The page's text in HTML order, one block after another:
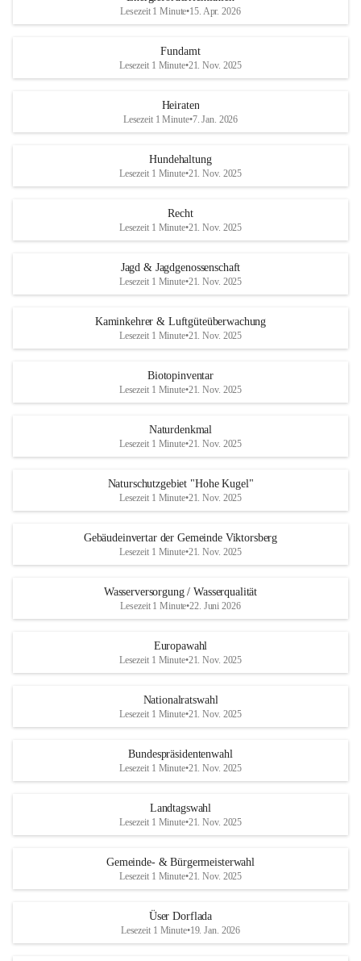
Lesezeit 1 Minute•15. Apr. 2026
Fundamt
Lesezeit 1 Minute•21. Nov. 2025
Heiraten
Lesezeit 1 Minute•7. Jan. 2026
Hundehaltung
Lesezeit 1 Minute•21. Nov. 2025
Recht
Lesezeit 1 Minute•21. Nov. 2025
Jagd & Jagdgenossenschaft
Lesezeit 1 Minute•21. Nov. 2025
Kaminkehrer & Luftgüteüberwachung
Lesezeit 1 Minute•21. Nov. 2025
Biotopinventar
Lesezeit 1 Minute•21. Nov. 2025
Naturdenkmal
Lesezeit 1 Minute•21. Nov. 2025
Naturschutzgebiet "Hohe Kugel"
Lesezeit 1 Minute•21. Nov. 2025
Gebäudeinvertar der Gemeinde Viktorsberg
Lesezeit 1 Minute•21. Nov. 2025
Wasserversorgung / Wasserqualität
Lesezeit 1 Minute•22. Juni 2026
Europawahl
Lesezeit 1 Minute•21. Nov. 2025
Nationalratswahl
Lesezeit 1 Minute•21. Nov. 2025
Bundespräsidentenwahl
Lesezeit 1 Minute•21. Nov. 2025
Landtagswahl
Lesezeit 1 Minute•21. Nov. 2025
Gemeinde- & Bürgermeisterwahl
Lesezeit 1 Minute•21. Nov. 2025
Üser Dorflada
Lesezeit 1 Minute•19. Jan. 2026